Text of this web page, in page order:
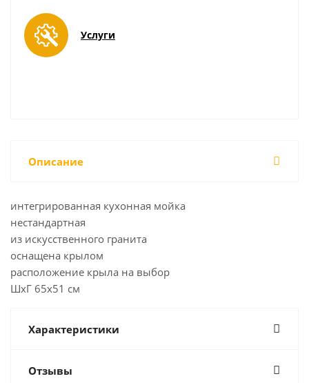
Услуги
Описание
интегрированная кухонная мойка
нестандартная
из искусственного гранита
оснащена крылом
расположение крыла на выбор
ШхГ 65х51 см
Характеристики
Отзывы